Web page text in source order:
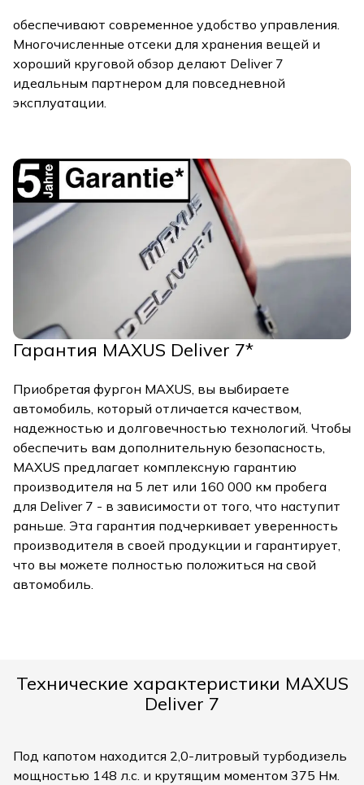
обеспечивают современное удобство управления.
Многочисленные отсеки для хранения вещей и
хороший круговой обзор делают Deliver 7
идеальным партнером для повседневной
эксплуатации.
Гарантия MAXUS Deliver 7*
Приобретая фургон MAXUS, вы выбираете
автомобиль, который отличается качеством,
надежностью и долговечностью технологий. Чтобы
обеспечить вам дополнительную безопасность,
MAXUS предлагает комплексную гарантию
производителя на 5 лет или 160 000 км пробега
для Deliver 7 - в зависимости от того, что наступит
раньше. Эта гарантия подчеркивает уверенность
производителя в своей продукции и гарантирует,
что вы можете полностью положиться на свой
автомобиль.
Технические характеристики MAXUS
Deliver 7
Под капотом находится 2,0-литровый турбодизель
мощностью 148 л.с. и крутящим моментом 375 Нм.